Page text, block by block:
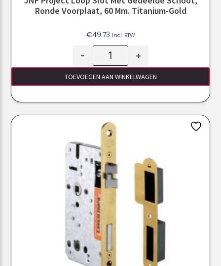
Ronde Voorplaat, 60 Mm. Titanium-Gold
€49.73 Incl. BTW
- +
TOEVOEGEN AAN WINKELWAGEN